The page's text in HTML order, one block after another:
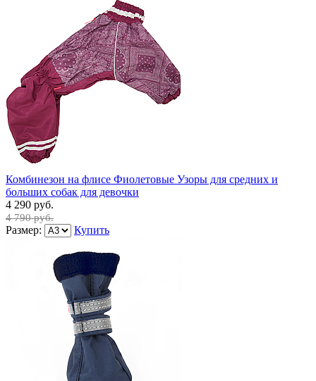
Комбинезон на флисе Фиолетовые Узоры для средних и
больших собак для девочки
4 290 руб.
4 790 руб.
Размер: Купить